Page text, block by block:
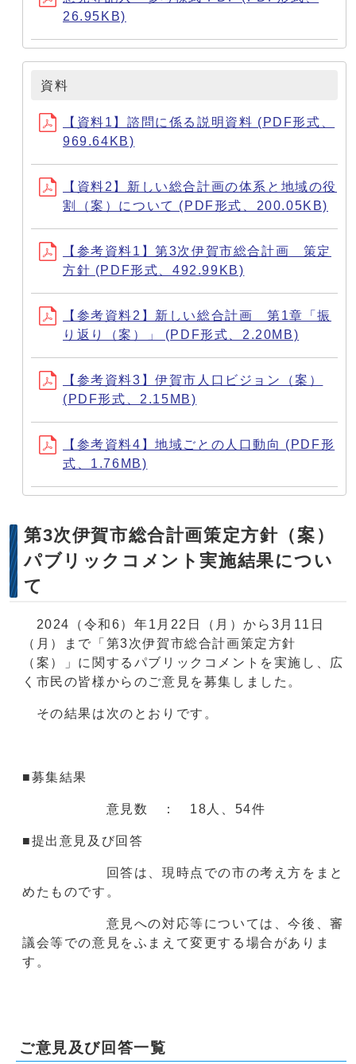
26.95KB)
資料
【資料1】諮問に係る説明資料 (PDF形式、
969.64KB)
【資料2】新しい総合計画の体系と地域の役
割（案）について (PDF形式、200.05KB)
【参考資料1】第3次伊賀市総合計画 策定
方針 (PDF形式、492.99KB)
【参考資料2】新しい総合計画 第1章「振
り返り（案）」 (PDF形式、2.20MB)
【参考資料3】伊賀市人口ビジョン（案）
(PDF形式、2.15MB)
【参考資料4】地域ごとの人口動向 (PDF形
式、1.76MB)
第3次伊賀市総合計画策定方針（案）
パブリックコメント実施結果につい
て
2024（令和6）年1月22日（月）から3月11日
（月）まで「第3次伊賀市総合計画策定方針
（案）」に関するパブリックコメントを実施し、広
く市民の皆様からのご意見を募集しました。
その結果は次のとおりです。
■募集結果
意見数 ： 18人、54件
■提出意見及び回答
回答は、現時点での市の考え方をまと
めたものです。
意見への対応等については、今後、審
議会等での意見をふまえて変更する場合がありま
す。
ご意見及び回答一覧